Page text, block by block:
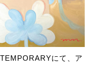
にて、ア